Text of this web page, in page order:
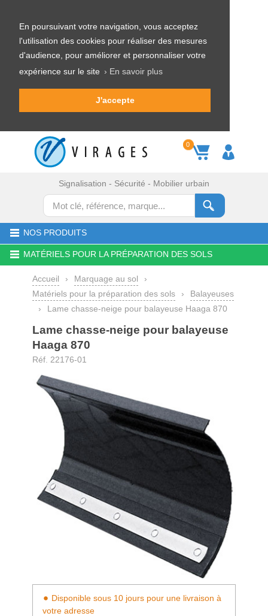
En poursuivant votre navigation, vous acceptez
l'utilisation des cookies pour réaliser des mesures
d'audience, pour améliorer et personnaliser votre
expérience sur le site › En savoir plus
J'accepte
0
Signalisation - Sécurité - Mobilier urbain
NOS PRODUITS
MATÉRIELS POUR LA PRÉPARATION DES SOLS
Accueil › Marquage au sol
›
Matériels pour la préparation des sols
›
Balayeuses
›
Lame chasse-neige pour balayeuse Haaga 870
Lame chasse-neige pour balayeuse
Haaga 870
Réf. 22176-01
Disponible sous 10 jours pour une livraison à
votre adresse